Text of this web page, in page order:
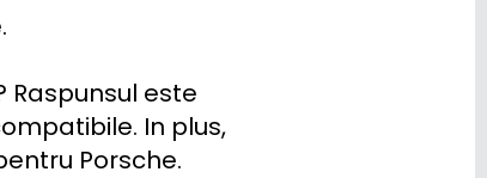
este
In plus,
Porsche.